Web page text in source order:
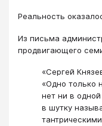
Реальность
Из письма
продвигающего
«Сергей
«Одно только
нет ни в
в шутку